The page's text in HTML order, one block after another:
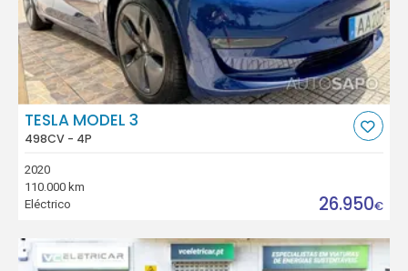
TESLA MODEL 3
498CV - 4P
2020
110.000 km
Eléctrico
26.950€